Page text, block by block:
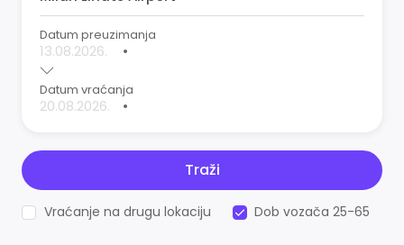
Datum preuzimanja
•
Datum vraćanja
•
Traži
Vraćanje na drugu lokaciju Dob vozača 25-65